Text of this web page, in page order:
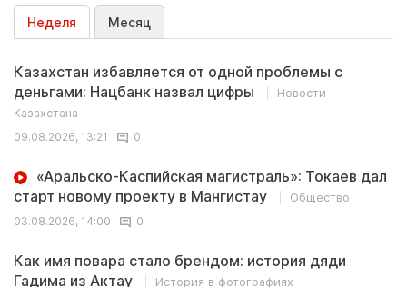
Неделя Месяц
Казахстан избавляется от одной проблемы с
деньгами: Нацбанк назвал цифры
Новости
Казахстана
09.08.2026, 13:21
0
«Аральско-Каспийская магистраль»: Токаев дал
старт новому проекту в Мангистау
Общество
03.08.2026, 14:00
0
Как имя повара стало брендом: история дяди
Гадима из Актау
История в фотографиях